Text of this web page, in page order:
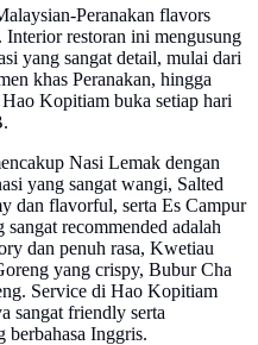
Peranakan flavors
Interior restoran ini mengusung
yang sangat detail, mulai dari
khas Peranakan, hingga
Kopitiam buka setiap hari
Nasi Lemak dengan
yang sangat wangi, Salted
dan flavorful, serta Es Campur
recommended adalah
dan penuh rasa, Kwetiau
yang crispy, Bubur Cha
Service di Hao Kopitiam
sangat friendly serta
berbahasa Inggris.